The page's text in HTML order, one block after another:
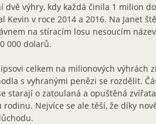
dvě výhry, kdy každá činila 1 milion
Kevin v roce 2014 a 2016. Na Janet
na stíracím losu nesoucím
000 dolarů.
celkem na milionových výhrách
s vyhranými penězi se rozdělit.
starají o zatoulaná a opuštěná
rodinu. Nejvíce se ale těší, že díky